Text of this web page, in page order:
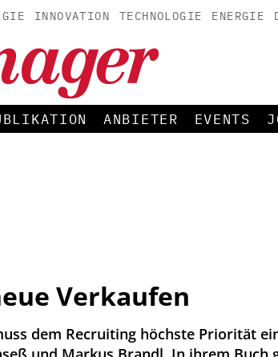
INNOVATION TECHNOLOGIE ENERGIE
ANBIETER EVENTS
Verkaufen
dem Recruiting höchste Priorität